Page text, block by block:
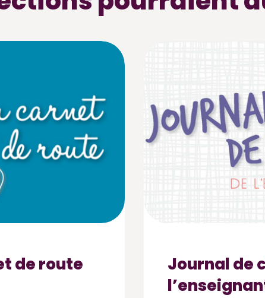
de route
Journal de